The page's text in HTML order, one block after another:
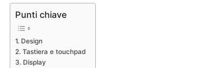
Punti chiave
Design
Tastiera e touchpad
Display